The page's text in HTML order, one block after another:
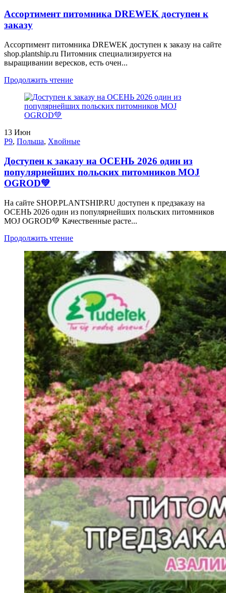
Ассортимент питомника DREWEK доступен к
заказу
Ассортимент питомника DREWEK доступен к заказу на сайте
shop.plantship.ru Питомник специализируется на
выращивании вересков, есть очен...
Продолжить чтение
13 Июн
P9, Польша, Хвойные
Доступен к заказу на ОСЕНЬ 2026 один из
популярнейших польских питомников MOJ
OGROD💚
На сайте SHOP.PLANTSHIP.RU доступен к предзаказу на
ОСЕНЬ 2026 один из популярнейших польских питомников
MOJ OGROD💚 Качественные расте...
Продолжить чтение